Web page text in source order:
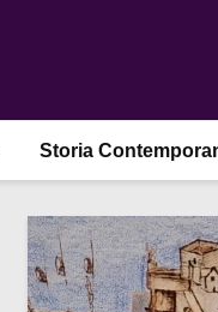
Storia